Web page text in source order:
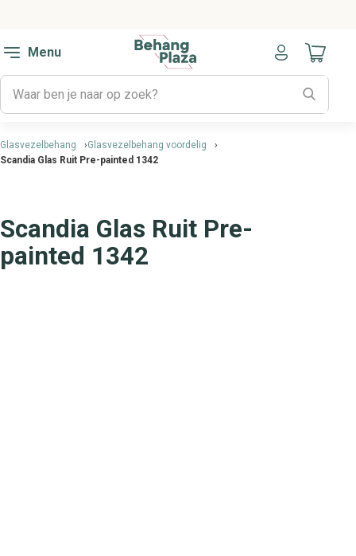
Menu
Naar
Glasvezelbehang
Glasvezelbehang voordelig
Scandia Glas Ruit Pre-painted 1342
Scandia Glas Ruit Pre-
painted 1342